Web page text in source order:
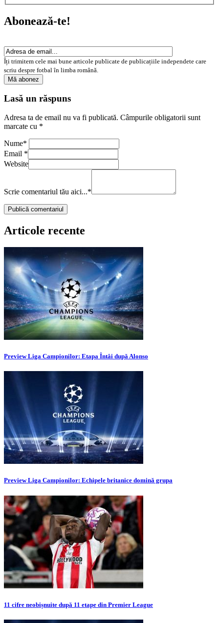
Abonează-te!
Îți trimitem cele mai bune articole publicate de publicațiile independete care
scriu despre fotbal în limba română.
Lasă un răspuns
Adresa ta de email nu va fi publicată. Câmpurile obligatorii sunt
marcate cu *
Nume*
Email *
Website
Scrie comentariul tău aici...*
Articole recente
Preview Liga Campionilor: Etapa Întâi după Alonso
Preview Liga Campionilor: Echipele britanice domină grupa
11 cifre neobișnuite după 11 etape din Premier League